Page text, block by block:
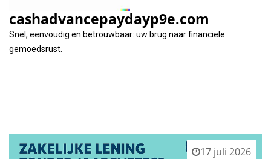
cashadvancepaydayp9e.com
Snel, eenvoudig en betrouwbaar: uw brug naar financiële
gemoedsrust.
17 juli 2026